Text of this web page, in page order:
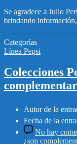
Se agradece a Julio
brindando
Categorías
Línea Pepsi
Colecciones
Autor de la
Fecha de la
No hay
¿son